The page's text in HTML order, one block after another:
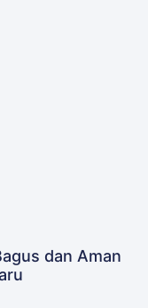
dan Aman